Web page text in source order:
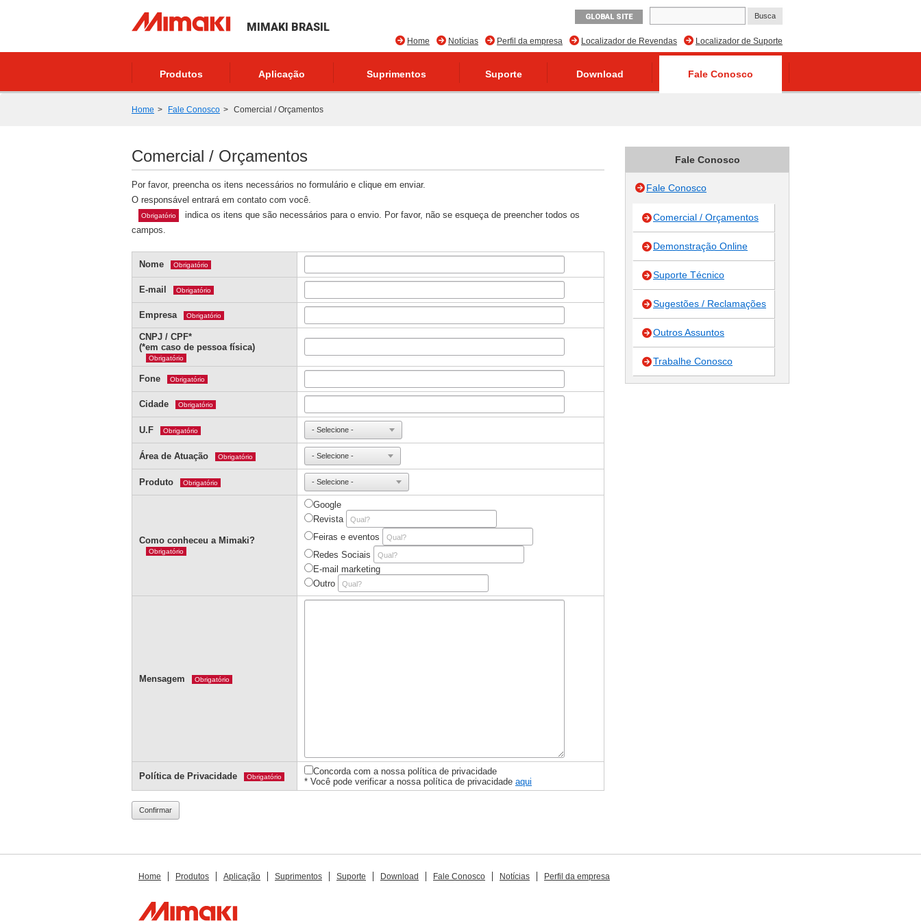
MIMAKI BRASIL
GLOBAL SITE
Localizador de Suporte
Localizador de Revendas
Perfil da empresa
Notícias
Home
Produtos Aplicação Suprimentos Suporte Download Fale Conosco
Home Fale Conosco Comercial / Orçamentos
Comercial / Orçamentos
Por favor, preencha os itens necessários no formulário e clique em enviar.
O responsável entrará em contato com você.
Obrigatório
indica os itens que são necessários para o envio. Por favor, não se esqueça de preencher todos os
campos.
Nome Obrigatório
E-mail Obrigatório
Empresa Obrigatório
CNPJ / CPF*
(*em caso de pessoa física)
Obrigatório
Fone Obrigatório
Cidade Obrigatório
U.F Obrigatório
Área de Atuação Obrigatório
Produto Obrigatório
Como conheceu a Mimaki?
Obrigatório
Google
Revista
Feiras e eventos
Redes Sociais
E-mail marketing
Outro
Mensagem Obrigatório
Política de Privacidade Obrigatório
Concorda com a nossa política de privacidade
* Você pode verificar a nossa política de privacidade aqui
Fale Conosco
Fale Conosco
Comercial / Orçamentos
Demonstração Online
Suporte Técnico
Sugestões / Reclamações
Outros Assuntos
Trabalhe Conosco
Home Produtos Aplicação Suprimentos Suporte Download Fale Conosco Notícias Perfil da empresa